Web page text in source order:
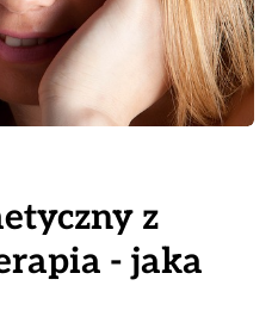
z
- jaka